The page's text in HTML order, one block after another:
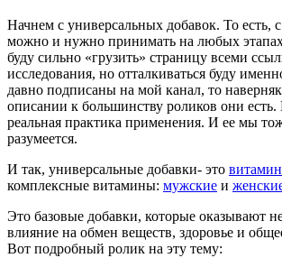
Начнем с универсальных добавок. То есть,
можно и нужно принимать на любых
буду сильно «грузить» страницу всеми
исследования, но отталкиваться буду
давно подписаны на мой канал, то
описании к большинству роликов они есть.
реальная практика применения. И ее мы
разумеется.
И так, универсальные добавки- это
комплексные витамины: мужские и
Это базовые добавки, которые оказывают
влияние на обмен веществ, здоровье и
Вот подробный ролик на эту тему: